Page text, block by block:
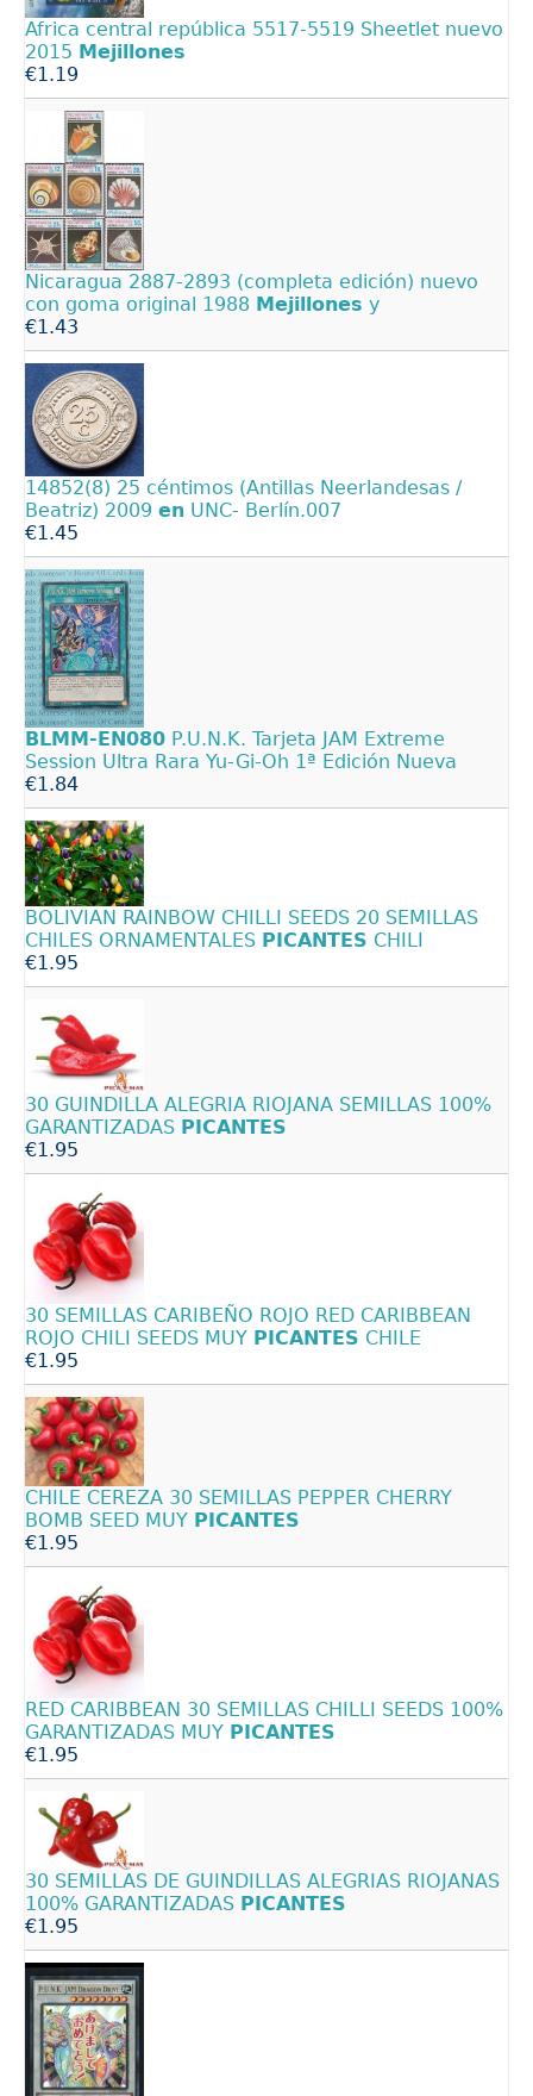
Africa central república 5517-5519 Sheetlet nuevo
2015 Mejillones
€1.19
Nicaragua 2887-2893 (completa edición) nuevo
con goma original 1988 Mejillones y
€1.43
14852(8) 25 céntimos (Antillas Neerlandesas /
Beatriz) 2009 en UNC- Berlín.007
€1.45
BLMM-EN080 P.U.N.K. Tarjeta JAM Extreme
Session Ultra Rara Yu-Gi-Oh 1ª Edición Nueva
€1.84
BOLIVIAN RAINBOW CHILLI SEEDS 20 SEMILLAS
CHILES ORNAMENTALES PICANTES CHILI
€1.95
30 GUINDILLA ALEGRIA RIOJANA SEMILLAS 100%
GARANTIZADAS PICANTES
€1.95
30 SEMILLAS CARIBEÑO ROJO RED CARIBBEAN
ROJO CHILI SEEDS MUY PICANTES CHILE
€1.95
CHILE CEREZA 30 SEMILLAS PEPPER CHERRY
BOMB SEED MUY PICANTES
€1.95
RED CARIBBEAN 30 SEMILLAS CHILLI SEEDS 100%
GARANTIZADAS MUY PICANTES
€1.95
30 SEMILLAS DE GUINDILLAS ALEGRIAS RIOJANAS
100% GARANTIZADAS PICANTES
€1.95